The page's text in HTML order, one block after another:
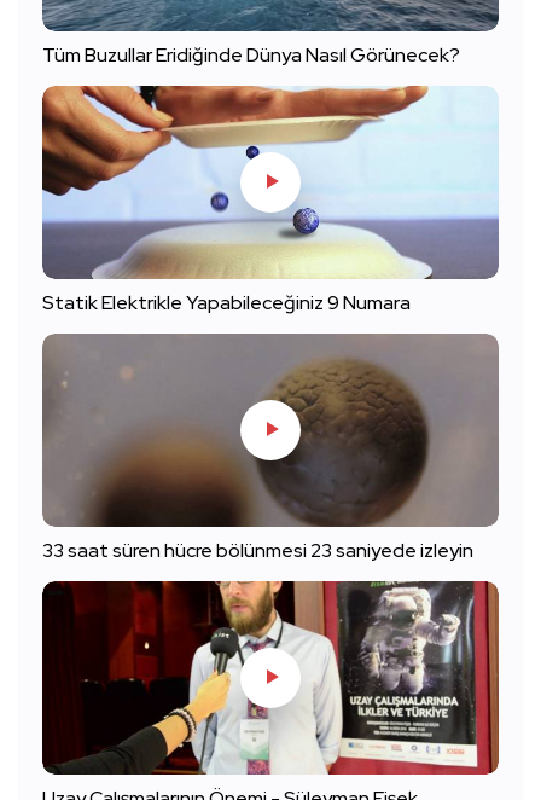
Tüm Buzullar Eridiğinde Dünya Nasıl Görünecek?
Statik Elektrikle Yapabileceğiniz 9 Numara
33 saat süren hücre bölünmesi 23 saniyede izleyin